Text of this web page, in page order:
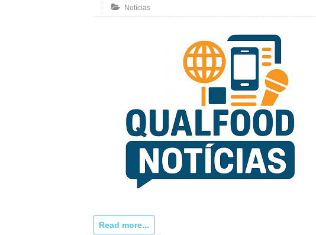
Notícias
Read more...